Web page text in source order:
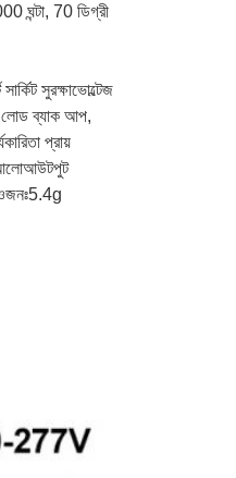
ঘন্টা, 70 ডিগ্রী
সুরক্ষাভোল্টেজ
লোড ব্যাক আপ,
প্রায়
আউটপুট
5.4g